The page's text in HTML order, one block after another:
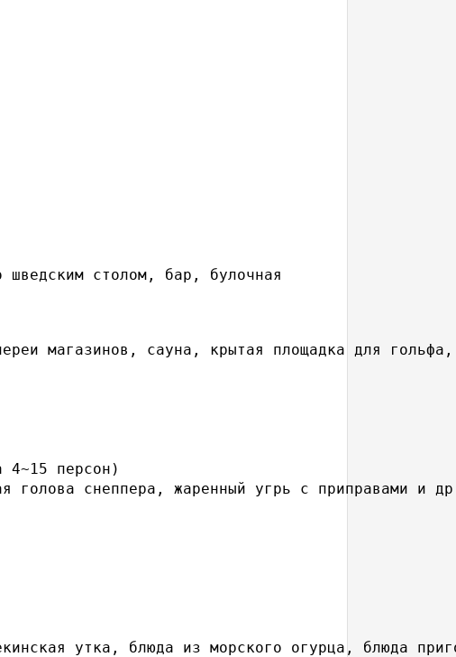
магазинов, сауна, крытая площадка для
персон)
голова снеппера, жаренный угрь с приправами и
утка, блюда из морского огурца, блюда